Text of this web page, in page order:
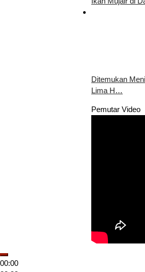
Ditemukan
Lima H…
Pemutar Video
00:00